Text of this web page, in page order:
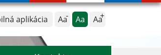
aplikácia Aa Aa Aa